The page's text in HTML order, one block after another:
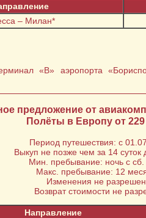
– Милан*
«В» аэропорта
предложение от
Полёты в Европу от 229
Период путешествия: с
Выкуп не позже чем за 14 суток
Мин. пребывание: ночь с сб.
Макс. пребывание: 12
Изменения не
Возврат стоимости не
Направление